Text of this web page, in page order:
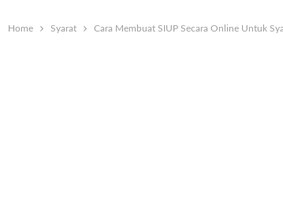
Home Syarat Cara Membuat SIUP Secara Online Untuk